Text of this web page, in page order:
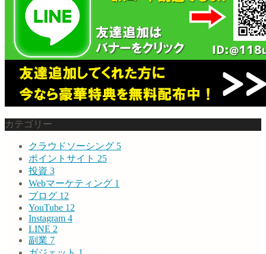
カテゴリー
クラウドソーシング 5
ポイントサイト 25
投資 3
Webマーケティング 1
ブログ 12
YouTube 12
Instagram 4
LINE 2
副業 7